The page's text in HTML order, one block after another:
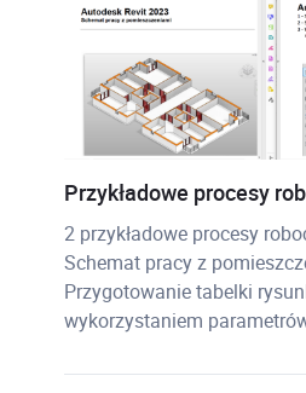
Przykładowe procesy
2 przykładowe procesy
Schemat pracy z
Przygotowanie tabelki
wykorzystaniem